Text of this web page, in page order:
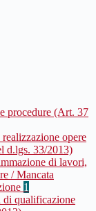
procedure (Art. 37
opere
d.lgs. 33/2013)
di lavori,
/ Mancata
1
di qualificazione